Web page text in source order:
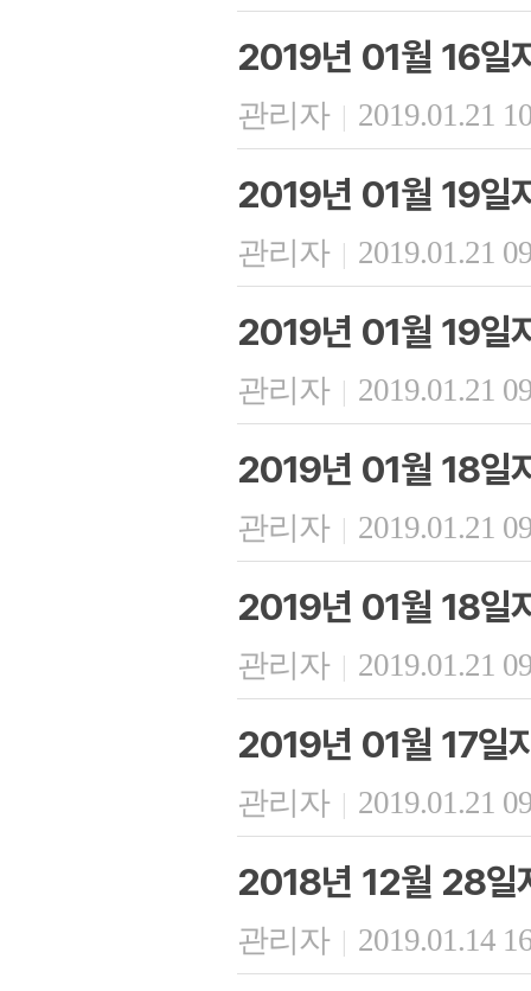
2019년 01월 16일
관리자 | 2019.01.21
2019년 01월 19일
관리자 | 2019.01.21
2019년 01월 19일
관리자 | 2019.01.21
2019년 01월 18일
관리자 | 2019.01.21
2019년 01월 18일
관리자 | 2019.01.21
2019년 01월 17일
관리자 | 2019.01.21
2018년 12월 28일
관리자 | 2019.01.14